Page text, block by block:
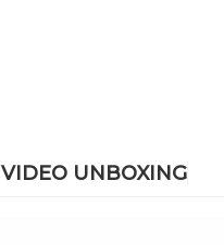
VIDEO UNBOXING